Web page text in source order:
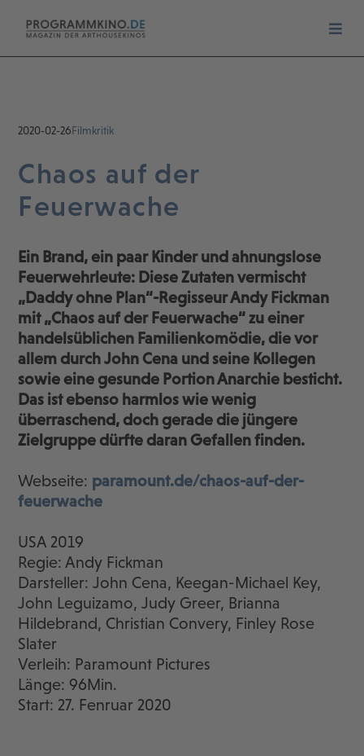
2020-02-26Filmkritik
Chaos auf der
Feuerwache
Ein Brand, ein paar Kinder und ahnungslose
Feuerwehrleute: Diese Zutaten vermischt
„Daddy ohne Plan“-Regisseur Andy Fickman
mit „Chaos auf der Feuerwache“ zu einer
handelsüblichen Familienkomödie, die vor
allem durch John Cena und seine Kollegen
sowie eine gesunde Portion Anarchie besticht.
Das ist ebenso harmlos wie wenig
überraschend, doch gerade die jüngere
Zielgruppe dürfte daran Gefallen finden.
Webseite: paramount.de/chaos-auf-der-
feuerwache
USA 2019
Regie: Andy Fickman
Darsteller: John Cena, Keegan-Michael Key,
John Leguizamo, Judy Greer, Brianna
Hildebrand, Christian Convery, Finley Rose
Slater
Verleih: Paramount Pictures
Länge: 96Min.
Start: 27. Fenruar 2020